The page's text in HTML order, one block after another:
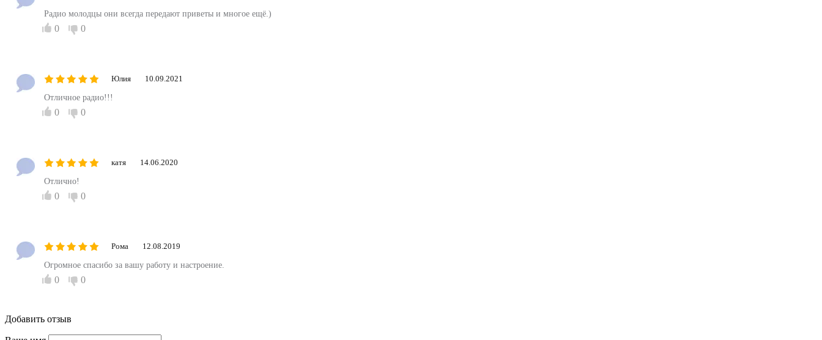
Радио молодцы они всегда передают приветы и многое ещё.)
0 0
Юлия 10.09.2021
Отличное радио!!!
0 0
катя 14.06.2020
Отлично!
0 0
Рома 12.08.2019
Огромное спасибо за вашу работу и настроение.
0 0
Добавить отзыв